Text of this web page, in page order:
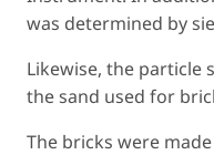
was determined by
Likewise, the particle
the sand used for
The bricks were